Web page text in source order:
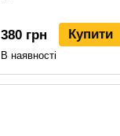
380 грн Купити
В наявності